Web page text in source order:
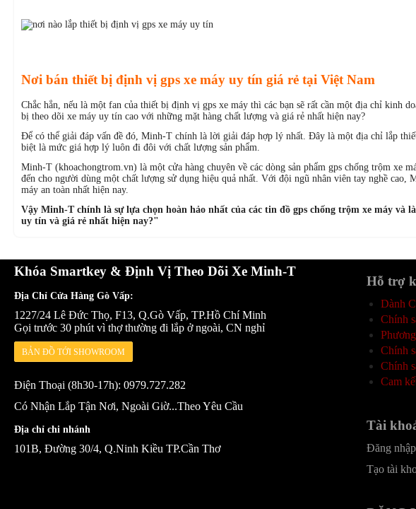
Nơi bán thiết bị định vị gps xe máy uy tín giá rẻ tại Việt Nam
Chắc hẳn, nếu là một fan của thiết bị định vị gps xe máy thì các bạn sẽ rất cần một địa chỉ kinh
bị theo dõi xe máy uy tín cao với những mặt hàng chất lượng và giá rẻ nhất hiện nay?
Để có thể giải đáp vấn đề đó, Minh-T chính là lời giải đáp hợp lý nhất. Đây là một địa chỉ lắp
biệt là mức giá hợp lý luôn đi đôi với chất lượng sản phẩm.
Minh-T (khoachongtrom.vn) là một cửa hàng chuyên về các dòng sản phẩm gps chống trộm xe
đến cho người dùng một chất lượng sử dụng hiệu quả nhất. Với đội ngũ nhân viên tay nghề
máy an toàn nhất hiện nay.
Vậy Minh-T chính là sự lựa chọn hoàn hảo nhất của các tin đồ gps chống trộm xe máy
uy tín và giá rẻ nhất hiện nay?"
Khóa Smartkey & Định Vị Theo Dõi Xe Minh-T
Địa Chỉ Cửa Hàng Gò Vấp:
1227/24 Lê Đức Thọ, F13, Q.Gò Vấp, TP.Hồ Chí Minh
Gọi trước 30 phút vì thợ thường đi lắp ở ngoài, CN nghỉ
BẢN ĐỒ TỚI SHOWROOM
Điện Thoại (8h30-17h): 0979.727.282
Có Nhận Lắp Tận Nơi, Ngoài Giờ...Theo Yêu Cầu
Địa chỉ chi nhánh
101B, Đường 30/4, Q.Ninh Kiều TP.Cần Thơ
Hỗ trợ
Dành
Chính
Chính
Chính
Cam
Tài
Đăng nhập
Tạo tài